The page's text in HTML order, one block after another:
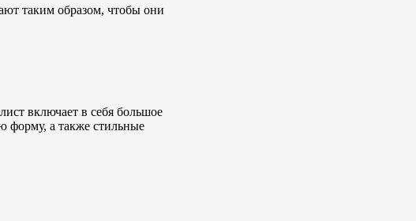
таким образом, чтобы они
включает в себя большое
форму, а также стильные